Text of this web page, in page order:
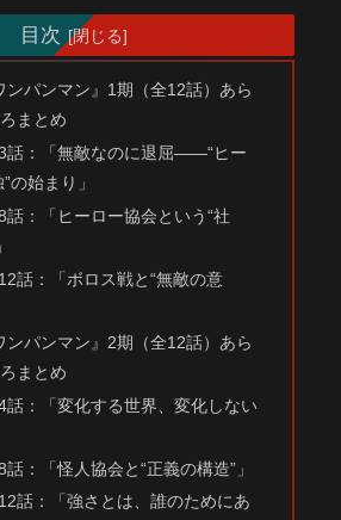
目次
ンパンマン』1期（全12話）あら
まとめ
話：「無敵なのに退屈――“ヒー
の始まり」
話：「ヒーロー協会という“社
話：「ボロス戦と“無敵の意
ンパンマン』2期（全12話）あら
まとめ
話：「変化する世界、変化しない
：「怪人協会と“正義の構造”」
話：「強さとは、誰のためにあ